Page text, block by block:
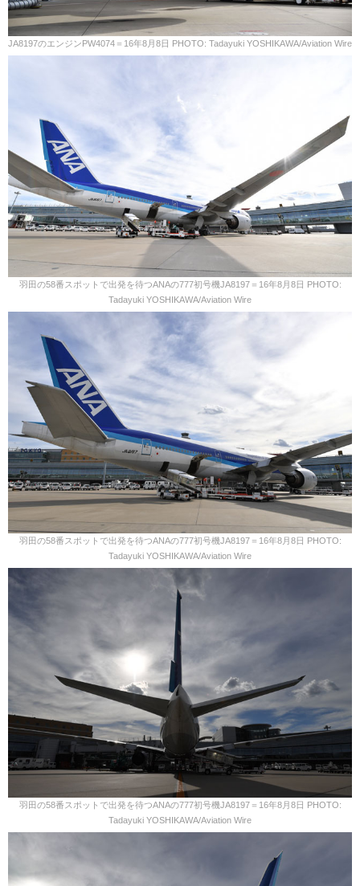
JA8197のエンジンPW4074＝16年8月8日 PHOTO: Tadayuki YOSHIKAWA/Aviation Wire
羽田の58番スポットで出発を待つANAの777初号機JA8197＝16年8月8日 PHOTO:
Tadayuki YOSHIKAWA/Aviation Wire
羽田の58番スポットで出発を待つANAの777初号機JA8197＝16年8月8日 PHOTO:
Tadayuki YOSHIKAWA/Aviation Wire
羽田の58番スポットで出発を待つANAの777初号機JA8197＝16年8月8日 PHOTO:
Tadayuki YOSHIKAWA/Aviation Wire